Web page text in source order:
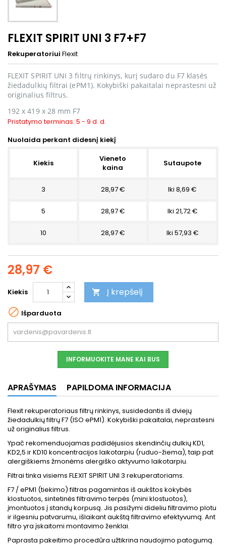
FLEXIT SPIRIT UNI 3 F7+F7
Rekuperatoriui Flexit
FLEXIT SPIRIT UNI 3 filtrų rinkinys, kurį sudaro du F7 klasės
žiedadulkių filtrai (ePM1). Kokybiški pakaitalai neprastesni už
originalius filtrus.
192 x 419 x 28 mm F7
Pristatymo terminas: 5 - 9 d. d.
Nuolaida perkant didesnį kiekį
Kiekis
Vieneto
kaina
Sutaupote
3 28,97 € Iki 8,69 €
5 28,97 € Iki 21,72 €
10 28,97 € Iki 57,93 €
28,97 €
Kiekis  Į krepšelį
 Išparduota
INFORMUOKITE MANE KAI BUS
APRAŠYMAS PAPILDOMA INFORMACIJA
Flexit rekuperatoriaus filtrų rinkinys, susidedantis iš dviejų
žiedadulkių filtrų F7 (ISO ePM1). Kokybiški pakaitalai, neprastesni
už originalius filtrus.
Ypač rekomenduojamas padidėjusios skendinčių dulkių KD1,
KD2,5 ir KD10 koncentracijos laikotarpiu (ruduo-žiema), taip pat
alergiškiems žmonėms alergiško aktyvumo laikotarpiu.
Filtrai tinka visiems FLEXIT SPIRIT UNI 3 rekuperatoriams.
F7 / ePM1 (tiekimo) filtras pagamintas iš aukštos kokybės
klostuotos, sintetinės filtravimo terpės (mini klostuotos),
įmontuotos į standų korpusą. Jis pasižymi dideliu filtravimo plotu
ir ilgesniu patvarumu, išlaikant aukštą filtravimo efektyvumą. Ant
filtro yra įskaitomi montavimo ženklai.
Paprasta pakeitimo procedūra užtikrina naudojimo patogumą.